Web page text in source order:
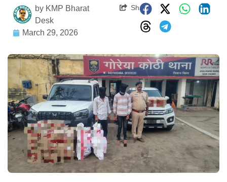
by KMP Bharat
Desk
March 29, 2026
Share